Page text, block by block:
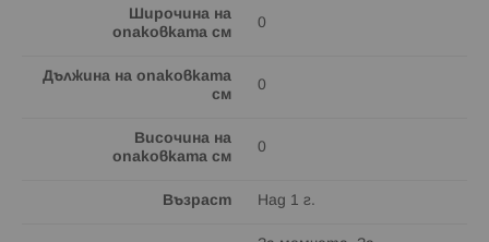
Широчина на
опаковката см
0
Дължина на опаковката
см
0
Височина на
опаковката см
0
Възраст Над 1 г.